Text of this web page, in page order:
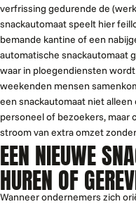
verfrissing gedurende de
snackautomaat speelt hier
bemande kantine of een
automatische snackautomaat
waar in ploegendiensten
weekenden mensen
een snackautomaat niet
personeel of bezoekers, maar
stroom van extra omzet
EEN NIEUWE
HUREN OF
Wanneer ondernemers zich